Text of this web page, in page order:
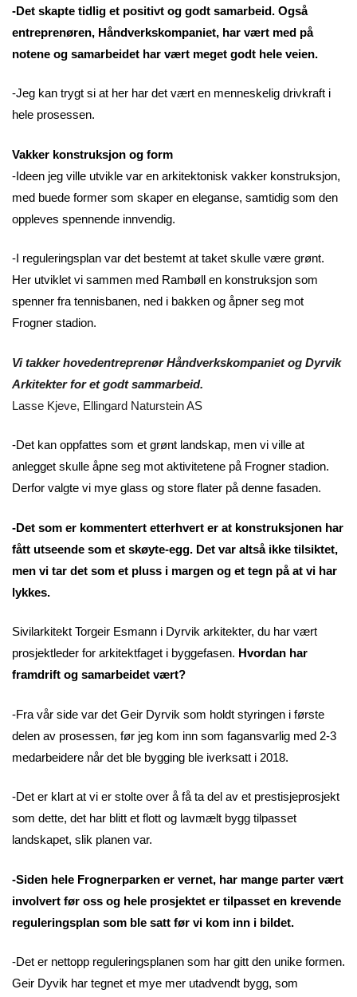
-Det skapte tidlig et positivt og godt samarbeid. Også
entreprenøren, Håndverkskompaniet, har vært med på
notene og samarbeidet har vært meget godt hele veien.
-Jeg kan trygt si at her har det vært en menneskelig drivkraft i
hele prosessen.
Vakker konstruksjon og form
-Ideen jeg ville utvikle var en arkitektonisk vakker konstruksjon,
med buede former som skaper en eleganse, samtidig som den
oppleves spennende innvendig.
-I reguleringsplan var det bestemt at taket skulle være grønt.
Her utviklet vi sammen med Rambøll en konstruksjon som
spenner fra tennisbanen, ned i bakken og åpner seg mot
Frogner stadion.
Vi takker hovedentreprenør Håndverkskompaniet og Dyrvik
Arkitekter for et godt sammarbeid.
Lasse Kjeve, Ellingard Naturstein AS ​​​​​​​
-Det kan oppfattes som et grønt landskap, men vi ville at
anlegget skulle åpne seg mot aktivitetene på Frogner stadion.
Derfor valgte vi mye glass og store flater på denne fasaden.
-Det som er kommentert etterhvert er at konstruksjonen har
fått utseende som et skøyte-egg. Det var altså ikke tilsiktet,
men vi tar det som et pluss i margen og et tegn på at vi har
lykkes.
Sivilarkitekt Torgeir Esmann i Dyrvik arkitekter, du har vært
prosjektleder for arkitektfaget i byggefasen. Hvordan har
framdrift og samarbeidet vært?
-Fra vår side var det Geir Dyrvik som holdt styringen i første
delen av prosessen, før jeg kom inn som fagansvarlig med 2-3
medarbeidere når det ble bygging ble iverksatt i 2018.
-Det er klart at vi er stolte over å få ta del av et prestisjeprosjekt
som dette, det har blitt et flott og lavmælt bygg tilpasset
landskapet, slik planen var.
-Siden hele Frognerparken er vernet, har mange parter vært
involvert før oss og hele prosjektet er tilpasset en krevende
reguleringsplan som ble satt før vi kom inn i bildet.
-Det er nettopp reguleringsplanen som har gitt den unike formen.
Geir Dyvik har tegnet et mye mer utadvendt bygg, som